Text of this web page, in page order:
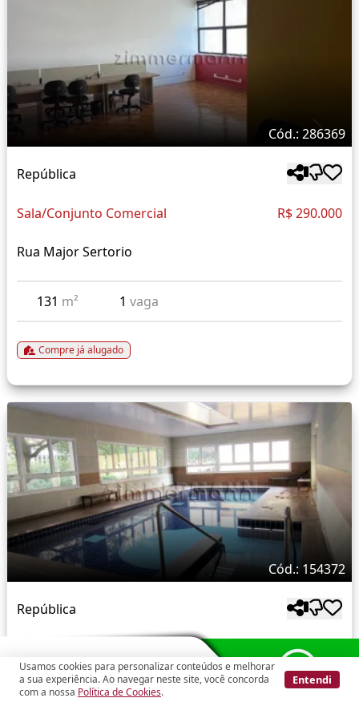
Usamos cookies para personalizar conteúdos e melhorar
a sua experiência. Ao navegar neste site, você concorda
com a nossa Política de Cookies.
Entendi
Cód.: 286369
República
Sala/Conjunto Comercial R$ 290.000
Rua Major Sertorio
131 m² 1 vaga
Compre já alugado
Cód.: 154372
República
R$ 280.000
Rua Dos Timbiras